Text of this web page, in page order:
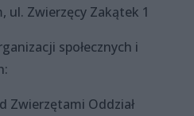
ul. Zwierzęcy Zakątek 1
społecznych i
Zwierzętami Oddział